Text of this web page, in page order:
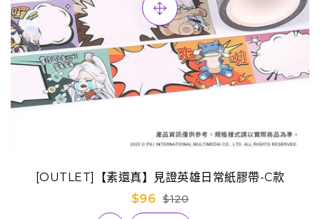
[OUTLET]【素還真】見證英雄日常紙膠帶-C款
$96
$120